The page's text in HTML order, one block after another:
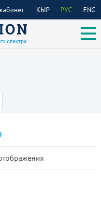
КЫР РУС ENG